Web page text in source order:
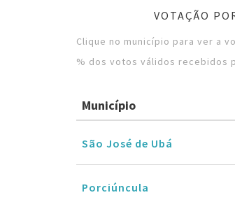
VOTAÇÃO
Clique no município para ver a
% dos votos válidos recebidos
Município
São José de Ubá
Porciúncula